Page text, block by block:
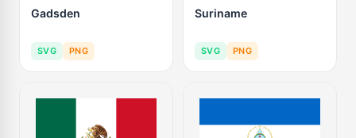
Gadsden
SVG PNG
Suriname
SVG PNG